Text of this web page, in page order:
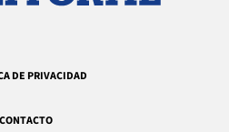
DE PRIVACIDAD
CONTACTO